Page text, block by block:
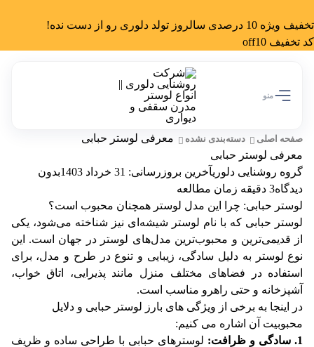
تخفیف ویژه 10 درصدی سالروز تولد دلوری رو از دست نده!
کد تخفیف off10
منو
صفحه اصلی دسته‌بندی نشده
معرفی لوستر حبابی
معرفی لوستر حبابی
گروه روشنایی دلوریآخرین بروزرسانی: 31 خرداد 1403
بدون
دیدگاه3 دقیقه زمان مطالعه
لوستر حبابی: چرا این مدل لوستر همچنان محبوب است؟
لوستر حبابی که با نام لوستر شیشه‌ای نیز شناخته می‌شود، یکی
از قدیمی‌ترین و محبوب‌ترین مدل‌های لوستر در جهان است. این
نوع لوستر به دلیل سادگی، زیبایی و تنوع در طرح و مدل، برای
استفاده در فضاهای مختلف منزل مانند پذیرایی، اتاق خواب،
آشپزخانه و حتی راهرو مناسب است.
در اینجا به برخی از ویژگی های بارز لوستر حبابی و دلایل
محبوبیت آن اشاره می کنیم:
1. سادگی و ظرافت:
لوسترهای حبابی با طراحی ساده و ظریف